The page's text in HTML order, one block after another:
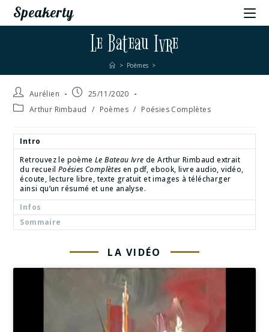
Speakerty
Le Bateau Ivre
> Poèmes >
Aurélien
25/11/2020
Arthur Rimbaud / Poèmes / Poésies Complètes
Intro
Retrouvez le poèmeLe Bateau Ivre de Arthur Rimbaud extrait
du recueil Poésies Complètes en pdf, ebook, livre audio, vidéo,
écoute, lecture libre, texte gratuit et images à télécharger
ainsi qu’un résumé et une analyse.
Infos
Sommaire
LA VIDÉO